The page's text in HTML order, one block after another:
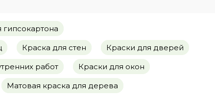
гипсокартона
Краска для стен Краски для дверей
работ Краски для окон
Матовая краска для дерева